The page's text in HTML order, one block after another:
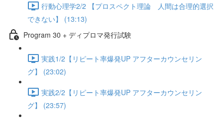
行動心理学2/2 【プロスペクト理論 人間は合理的選択
できない】 (13:13)
Program 30 + ディプロマ発行試験
実践1/2【リピート率爆発UP アフターカウンセリン
グ】 (23:02)
実践2/2【リピート率爆発UP アフターカウンセリン
グ】 (23:57)